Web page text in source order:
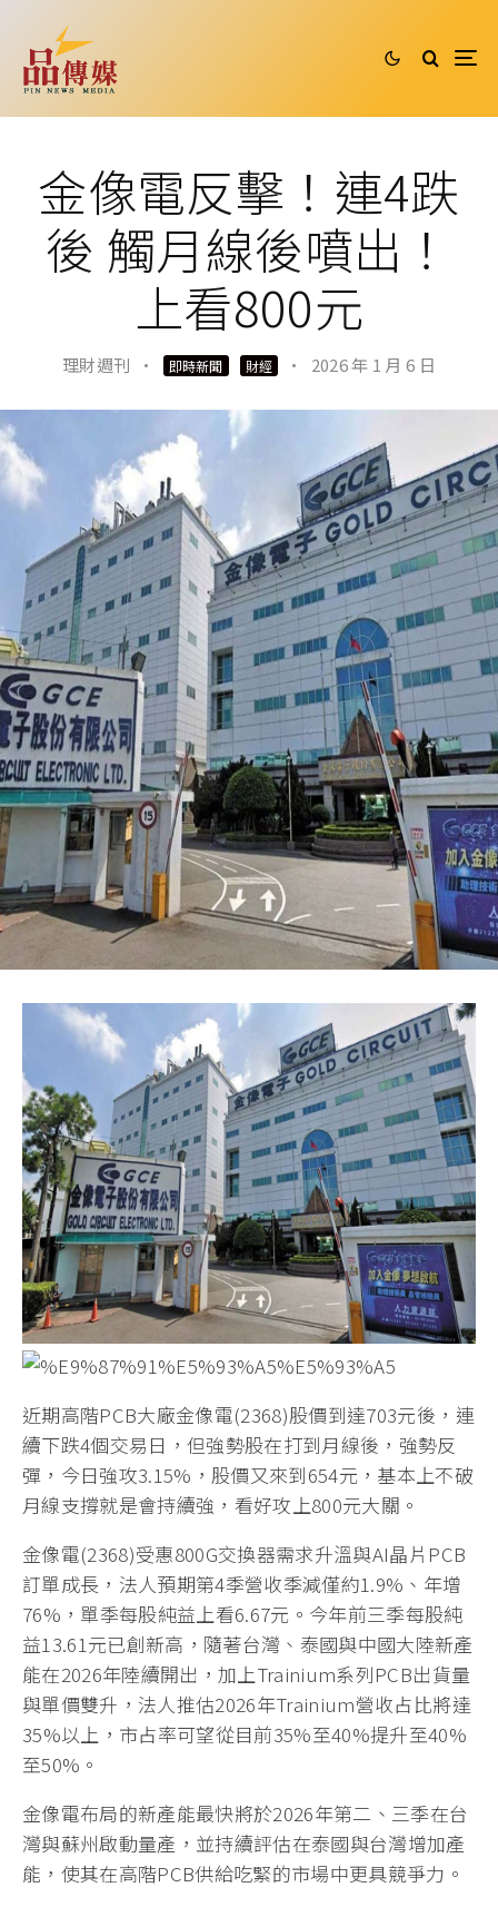
金像電反擊！連4跌
後 觸月線後噴出！
上看800元
理財週刊 · 即時新聞 財經 · 2026 年 1 月 6 日
近期高階PCB大廠金像電(2368)股價到達703元後，連
續下跌4個交易日，但強勢股在打到月線後，強勢反
彈，今日強攻3.15%，股價又來到654元，基本上不破
月線支撐就是會持續強，看好攻上800元大關。
金像電(2368)受惠800G交換器需求升溫與AI晶片PCB
訂單成長，法人預期第4季營收季減僅約1.9%、年增
76%，單季每股純益上看6.67元。今年前三季每股純
益13.61元已創新高，隨著台灣、泰國與中國大陸新產
能在2026年陸續開出，加上Trainium系列PCB出貨量
與單價雙升，法人推估2026年Trainium營收占比將達
35%以上，市占率可望從目前35%至40%提升至40%
至50%。
金像電布局的新產能最快將於2026年第二、三季在台
灣與蘇州啟動量產，並持續評估在泰國與台灣增加產
能，使其在高階PCB供給吃緊的市場中更具競爭力。